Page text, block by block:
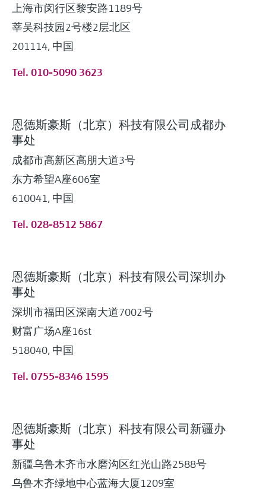
上海市闵行区黎安路1189号
莘吴科技园2号楼2层北区
201114, 中国
Tel. 010-5090 3623
恩德斯豪斯（北京）科技有限公司成都办
事处
成都市高新区高朋大道3号
东方希望A座606室
610041, 中国
Tel. 028-8512 5867
恩德斯豪斯（北京）科技有限公司深圳办
事处
深圳市福田区深南大道7002号
财富广场A座16st
518040, 中国
Tel. 0755-8346 1595
恩德斯豪斯（北京）科技有限公司新疆办
事处
新疆乌鲁木齐市水磨沟区红光山路2588号
乌鲁木齐绿地中心蓝海大厦1209室